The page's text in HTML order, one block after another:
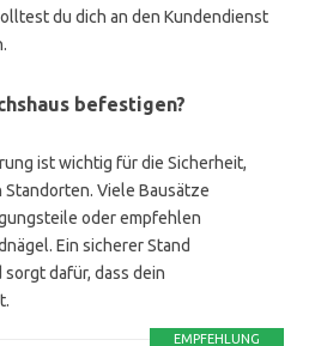
du dich an den Kundendienst
befestigen?
ist wichtig für die Sicherheit,
Viele Bausätze
oder empfehlen
Ein sicherer Stand
dafür, dass dein
EMPFEHLUNG